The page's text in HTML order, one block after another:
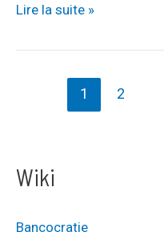
Wiki
Bancocratie
la-
Lire la suite »
Pagination
1 2